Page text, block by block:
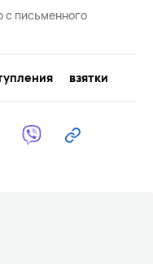
с письменного
взятки